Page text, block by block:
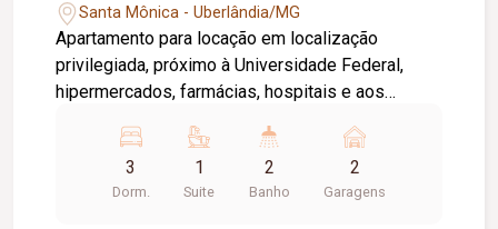
Santa Mônica - Uberlândia/MG
Apartamento para locação em localização
privilegiada, próximo à Universidade Federal,
hipermercados, farmácias, hospitais e aos
03 quartos, sendo 01 suíte ampla com closet,
oferecendo conforto e praticidade para toda a
família. Possui sala espaçosa com vista livre,
3
Dorm.
1
Suite
2
Banho
2
Garagens